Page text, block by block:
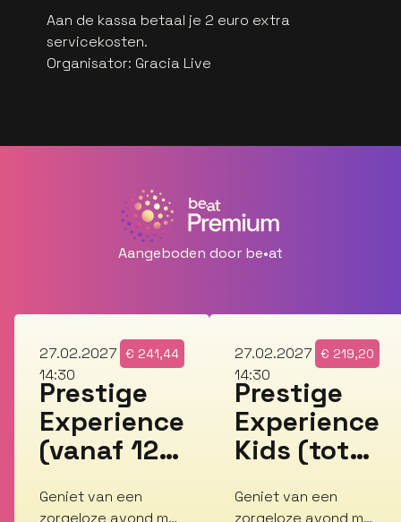
Aan de kassa betaal je 2 euro extra
servicekosten.
Organisator: Gracia Live
Aangeboden door be•at
27.02.2027
14:30
€ 241,44
Prestige
Experience
(vanaf 12
Geniet van een
zorgeloze avond met
27.02.2027
14:30
€ 219,20
Prestige
Experience
Kids (tot
jaar)
Geniet van een
zorgeloze avond met